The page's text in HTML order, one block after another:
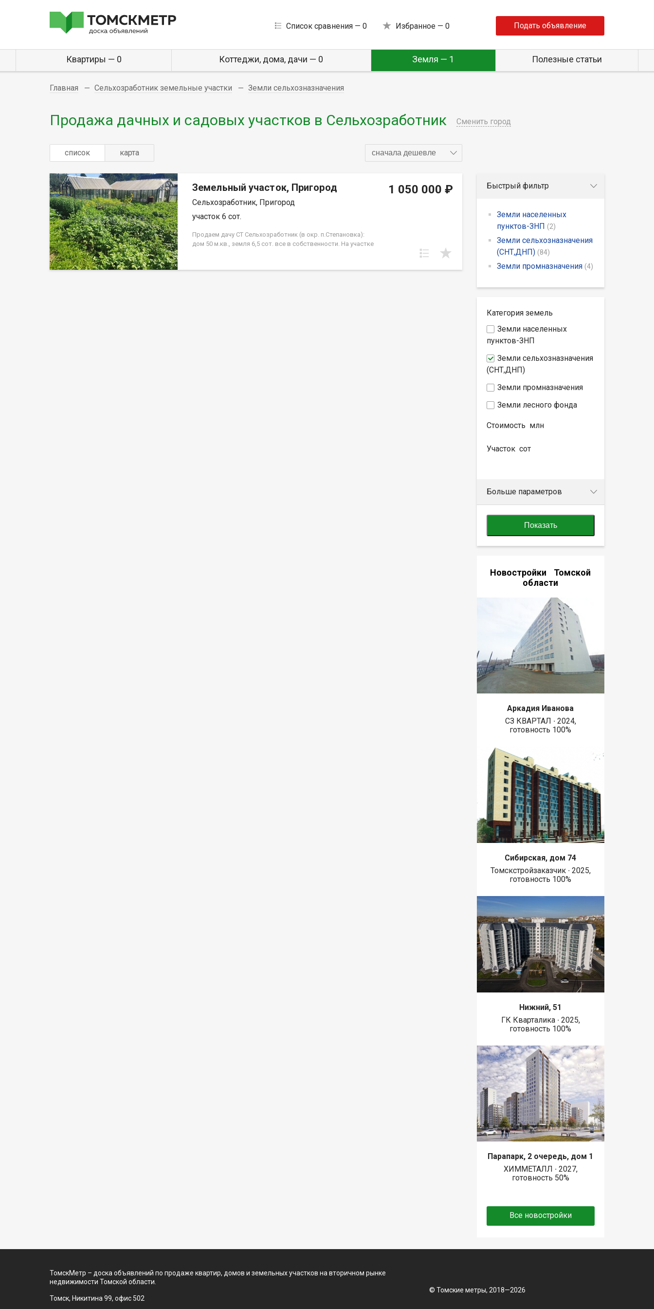
Список сравнения — 0 Избранное — 0 Подать объявление
Квартиры — 0 Коттеджи, дома, дачи — 0 Земля — 1 Полезные статьи
Главная Сельхозработник земельные участки Земли сельхозназначения
Продажа дачных и садовых участков в Сельхозработник Сменить город
список карта сначала дешевле
Земельный участок, Пригород
Сельхозработник, Пригород
участок 6 сот.
Продаем дачу СТ Сельхозработник (в окр. п.Степановка):
дом 50 м.кв., земля 6,5 сот. все в собственности. На участке
крыжовник, жимолость, ирга, калина и пр.), урожай каждый
1 050 000 ₽ Быстрый фильтр
Земли населенных
пунктов-ЗНП (2)
Земли сельхозназначения
(СНТ,ДНП) (84)
Земли промназначения (4)
Категория земель
Земли населенных
пунктов-ЗНП
Земли сельхозназначения
(СНТ,ДНП)
Земли промназначения
Земли лесного фонда
Стоимость млн
Участок сот
Больше параметров
Показать
Новостройки Томской
области
Аркадия Иванова
СЗ КВАРТАЛ ∙ 2024,
готовность 100%
Сибирская, дом 74
Томскстройзаказчик ∙ 2025,
готовность 100%
Нижний, 51
ГК Кварталика ∙ 2025,
готовность 100%
Парапарк, 2 очередь, дом 1
ХИММЕТАЛЛ ∙ 2027,
готовность 50%
Все новостройки
ТомскМетр – доска объявлений по продаже квартир, домов и земельных участков на вторичном рынке
недвижимости Томской области.
Томск, Никитина 99, офис 502
© Томские метры, 2018—2026